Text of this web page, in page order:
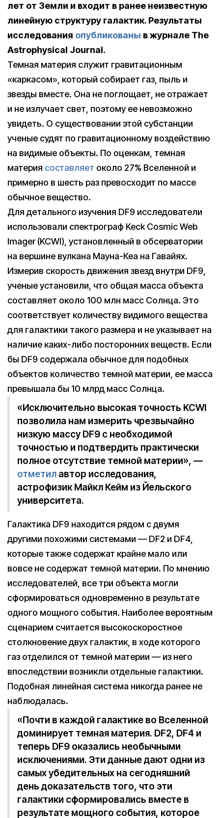
лет от Земли и входит в ранее неизвестную
линейную структуру галактик. Результаты
исследования опубликованы в журнале The
Astrophysical Journal.
Темная материя служит гравитационным
«каркасом», который собирает газ, пыль и
звезды вместе. Она не поглощает, не отражает
и не излучает свет, поэтому ее невозможно
увидеть. О существовании этой субстанции
ученые судят по гравитационному воздействию
на видимые объекты. По оценкам, темная
материя составляет около 27% Вселенной и
примерно в шесть раз превосходит по массе
обычное вещество.
Для детального изучения DF9 исследователи
использовали спектрограф Keck Cosmic Web
Imager (KCWI), установленный в обсерватории
на вершине вулкана Мауна-Кеа на Гавайях.
Измерив скорость движения звезд внутри DF9,
ученые установили, что общая масса объекта
составляет около 100 млн масс Солнца. Это
соответствует количеству видимого вещества
для галактики такого размера и не указывает на
наличие каких-либо посторонних веществ. Если
бы DF9 содержала обычное для подобных
объектов количество темной материи, ее масса
превышала бы 10 млрд масс Солнца.
«Исключительно высокая точность KCWI
позволила нам измерить чрезвычайно
низкую массу DF9 с необходимой
точностью и подтвердить практически
полное отсутствие темной материи», —
отметил автор исследования,
астрофизик Майкл Кейм из Йельского
университета.
Галактика DF9 находится рядом с двумя
другими похожими системами — DF2 и DF4,
которые также содержат крайне мало или
вовсе не содержат темной материи. По мнению
исследователей, все три объекта могли
сформироваться одновременно в результате
одного мощного события. Наиболее вероятным
сценарием считается высокоскоростное
столкновение двух галактик, в ходе которого
газ отделился от темной материи — из него
впоследствии возникли отдельные галактики.
Подобная линейная система никогда ранее не
наблюдалась.
«Почти в каждой галактике во Вселенной
доминирует темная материя. DF2, DF4 и
теперь DF9 оказались необычными
исключениями. Эти данные дают одни из
самых убедительных на сегодняшний
день доказательств того, что эти
галактики сформировались вместе в
результате мощного события, которое